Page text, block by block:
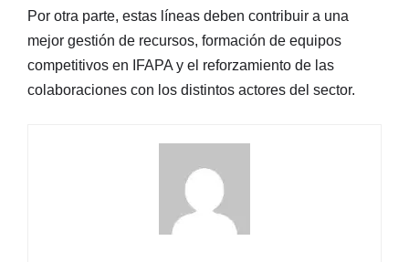
Por otra parte, estas líneas deben contribuir a una
mejor gestión de recursos, formación de equipos
competitivos en IFAPA y el reforzamiento de las
colaboraciones con los distintos actores del sector.